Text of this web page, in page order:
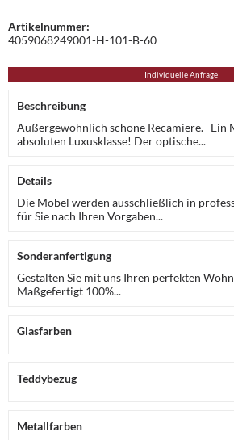
Artikelnummer:
4059068249001-H-101-B-60
Individuelle Anfrage
Beschreibung
Außergewöhnlich schöne Recamiere. Ein
absoluten Luxusklasse! Der optische...
Details
Die Möbel werden ausschließlich in
für Sie nach Ihren Vorgaben...
Sonderanfertigung
Gestalten Sie mit uns Ihren perfekten
Maßgefertigt 100%...
Glasfarben
Teddybezug
Metallfarben